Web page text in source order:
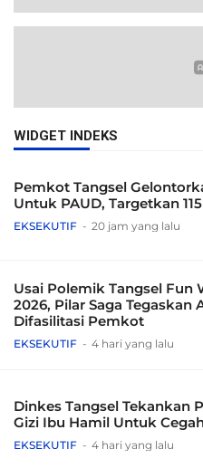
WIDGET INDEKS
Pemkot Tangsel
Untuk PAUD, Targetkan
EKSEKUTIF 20 jam yang lalu
Usai Polemik Tangsel Fun
2026, Pilar Saga Tegaskan
Difasilitasi Pemkot
EKSEKUTIF 4 hari yang lalu
Dinkes Tangsel Tekankan
Gizi Ibu Hamil Untuk
EKSEKUTIF 4 hari yang lalu